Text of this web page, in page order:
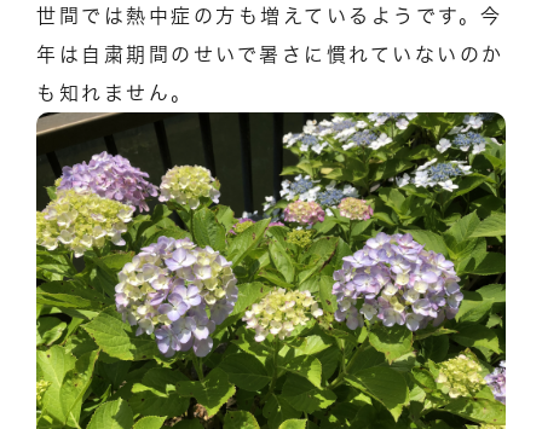
世間では熱中症の方も増えているようです。今
年は自粛期間のせいで暑さに慣れていないのか
も知れません。